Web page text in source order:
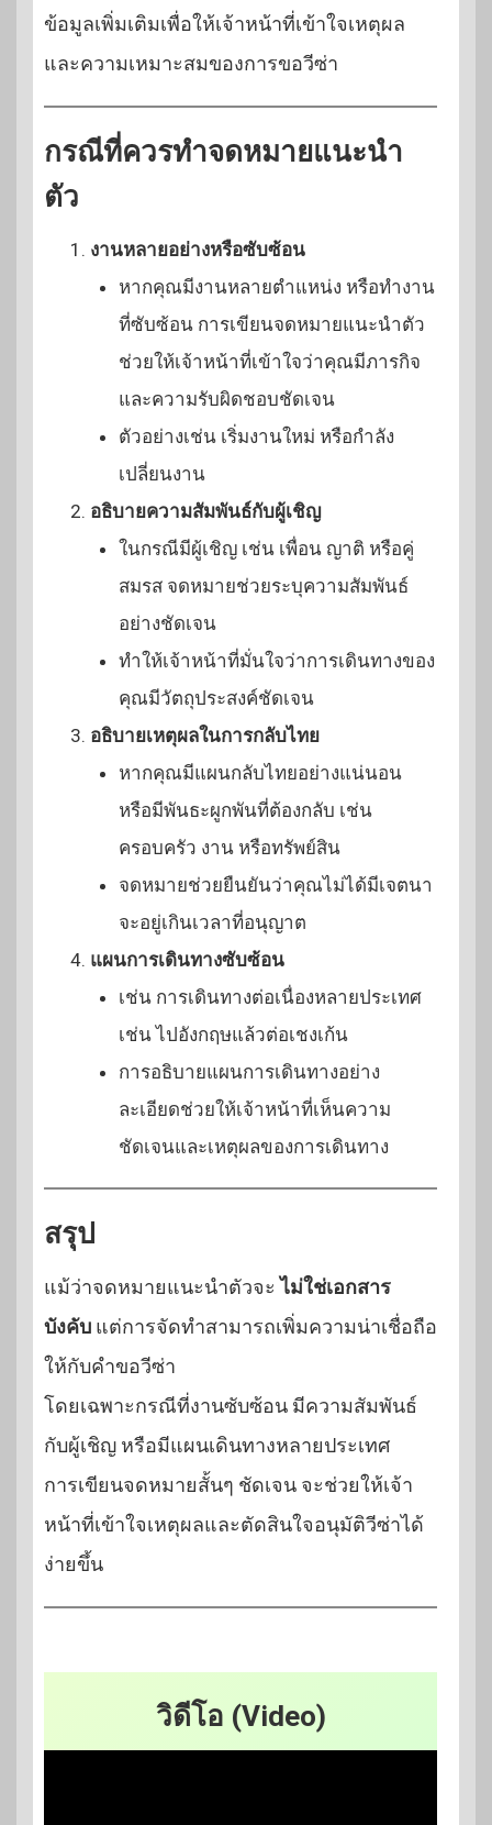
ข้อมูลเพิ่มเติมเพื่อให้เจ้าหน้าที่เข้าใจเหตุผล
และความเหมาะสมของการขอวีซ่า
กรณีที่ควรทำจดหมายแนะนำ
ตัว
งานหลายอย่างหรือซับซ้อน
หากคุณมีงานหลายตำแหน่ง หรือทำงาน
ที่ซับซ้อน การเขียนจดหมายแนะนำตัว
ช่วยให้เจ้าหน้าที่เข้าใจว่าคุณมีภารกิจ
และความรับผิดชอบชัดเจน
ตัวอย่างเช่น เริ่มงานใหม่ หรือกำลัง
เปลี่ยนงาน
อธิบายความสัมพันธ์กับผู้เชิญ
ในกรณีมีผู้เชิญ เช่น เพื่อน ญาติ หรือคู่
สมรส จดหมายช่วยระบุความสัมพันธ์
อย่างชัดเจน
ทำให้เจ้าหน้าที่มั่นใจว่าการเดินทางของ
คุณมีวัตถุประสงค์ชัดเจน
อธิบายเหตุผลในการกลับไทย
หากคุณมีแผนกลับไทยอย่างแน่นอน
หรือมีพันธะผูกพันที่ต้องกลับ เช่น
ครอบครัว งาน หรือทรัพย์สิน
จดหมายช่วยยืนยันว่าคุณไม่ได้มีเจตนา
จะอยู่เกินเวลาที่อนุญาต
แผนการเดินทางซับซ้อน
เช่น การเดินทางต่อเนื่องหลายประเทศ
เช่น ไปอังกฤษแล้วต่อเชงเก้น
การอธิบายแผนการเดินทางอย่าง
ละเอียดช่วยให้เจ้าหน้าที่เห็นความ
ชัดเจนและเหตุผลของการเดินทาง
สรุป
แม้ว่าจดหมายแนะนำตัวจะไม่ใช่เอกสาร
บังคับ แต่การจัดทำสามารถเพิ่มความน่าเชื่อถือ
ให้กับคำขอวีซ่า
โดยเฉพาะกรณีที่งานซับซ้อน มีความสัมพันธ์
กับผู้เชิญ หรือมีแผนเดินทางหลายประเทศ
การเขียนจดหมายสั้นๆ ชัดเจน จะช่วยให้เจ้า
หน้าที่เข้าใจเหตุผลและตัดสินใจอนุมัติวีซ่าได้
ง่ายขึ้น
วิดีโอ (Video)